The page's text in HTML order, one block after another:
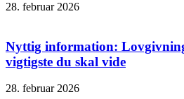
28. februar 2026
Nyttig information:
vigtigste du skal vide
28. februar 2026